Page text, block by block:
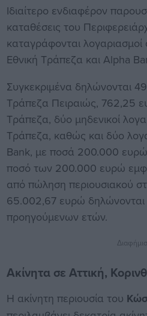
Ιδιαίτερο ενδιαφέρον
καταθέσεις του
καταγράφονται
Εθνική Τράπεζα και Alpha
Συγκεκριμένα δηλώνονται
Τράπεζα Πειραιώς, 762,25
Τράπεζα, δύο μηδενικοί
Τράπεζα, καθώς και δύο
Bank, με ποσά 200.000
ποσό των 200.000 ευρώ
από πώληση περιουσιακού
65.002,67 ευρώ
προηγούμενων ετών.
Ακίνητα σε Αττική,
Η ακίνητη περιουσία του